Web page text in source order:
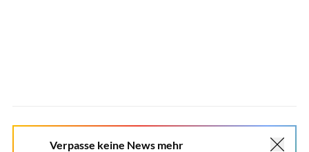
Verpasse keine News mehr